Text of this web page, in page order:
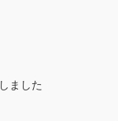
ました